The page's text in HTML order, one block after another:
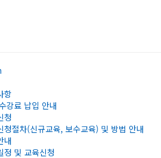
항
강료 납입 안내
청
청절차(신규교육, 보수교육) 및 방법 안내
내
정 및 교육신청